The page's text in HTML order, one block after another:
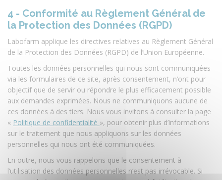
4 - Conformité au Règlement Général de
la Protection des Données (RGPD)
Labofarm applique les directives relatives au Règlement Général
de la Protection des Données (RGPD) de l’Union Européenne.
Toutes les données personnelles qui nous sont communiquées
via les formulaires de ce site, après consentement, n’ont pour
objectif que de servir ou répondre le plus efficacement possible
aux demandes exprimées. Nous ne communiquons aucune de
ces données à des tiers. Nous vous invitons à consulter la page
« Politique de confidentialité », pour obtenir plus d’informations
sur le traitement que nous appliquons sur les données
personnelles qui nous ont été communiquées.
En outre, nous vous rappelons que le consentement à
l’utilisation des données personnelles n’est pas irrévocable. Si